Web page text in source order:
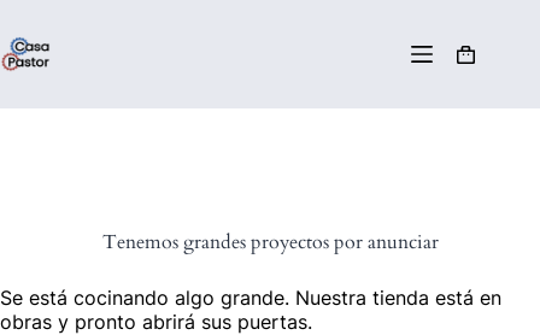
Tenemos grandes proyectos por anunciar
Se está cocinando algo grande. Nuestra tienda está en
obras y pronto abrirá sus puertas.